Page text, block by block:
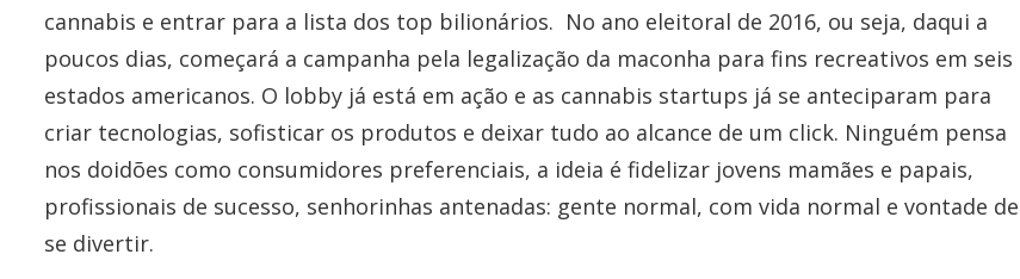
cannabis e entrar para a lista dos top bilionários. No ano eleitoral de 2016, ou seja, daqui a
poucos dias, começará a campanha pela legalização da maconha para fins recreativos em seis
estados americanos. O lobby já está em ação e as cannabis startups já se anteciparam para
criar tecnologias, sofisticar os produtos e deixar tudo ao alcance de um click. Ninguém pensa
nos doidões como consumidores preferenciais, a ideia é fidelizar jovens mamães e papais,
profissionais de sucesso, senhorinhas antenadas: gente normal, com vida normal e vontade de
se divertir.